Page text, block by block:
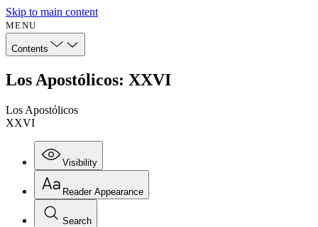
Skip to main content
MENU
Contents
Los Apostólicos: XXVI
Los Apostólicos
XXVI
Visibility
Reader Appearance
Search